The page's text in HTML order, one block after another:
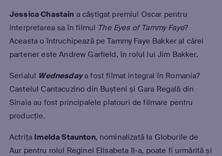
Jessica Chastain a câștigat premiul Oscar pentru
interpretarea sa în filmul The Eyes of Tammy Faye?
Aceasta o întruchipează pe Tammy Faye Bakker al cărei
partener este Andrew Garfield, în rolul lui Jim Bakker.
Serialul Wednesdaya fost filmat integral în Romania?
Castelul Cantacuzino din Bușteni și Gara Regală din
Sinaia au fost principalele platouri de filmare pentru
producție.
Actrița Imelda Staunton, nominalizată la Globurile de
Aur pentru rolul Reginei Elisabeta II-a, poate fi urmărită și